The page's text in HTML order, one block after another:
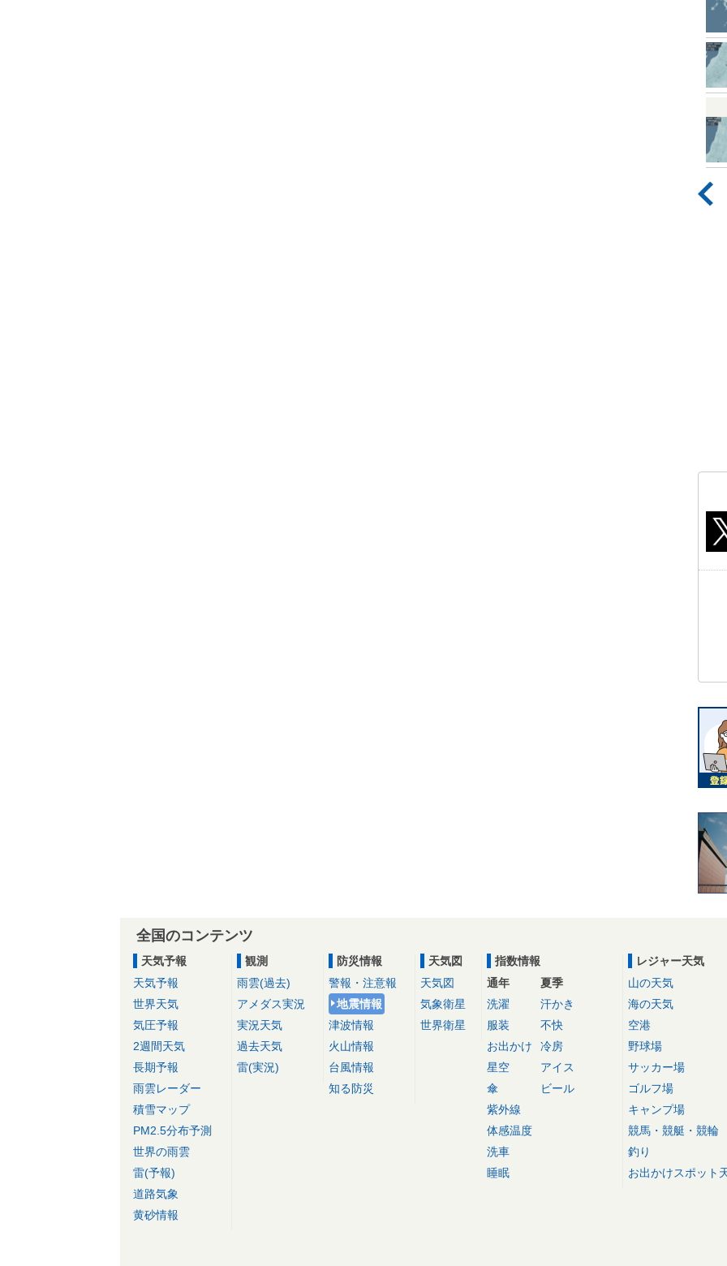
全国のコンテンツ
天気予報
天気予報
世界天気
気圧予報
2週間天気
長期予報
雨雲レーダー
積雪マップ
PM2.5分布予測
世界の雨雲
雷(予報)
道路気象
黄砂情報
観測
雨雲(過去)
アメダス実況
実況天気
過去天気
雷(実況)
防災情報
警報・注意報
地震情報
津波情報
火山情報
台風情報
知る防災
天気図
天気図
気象衛星
世界衛星
指数情報
通年
洗濯
服装
お出かけ
星空
傘
紫外線
体感温度
洗車
睡眠
夏季
汗かき
不快
冷房
アイス
ビール
レジャー天気
山の天気
海の天気
空港
野球場
サッカー場
ゴルフ場
キャンプ場
競馬・競艇・競輪
釣り
お出かけスポット